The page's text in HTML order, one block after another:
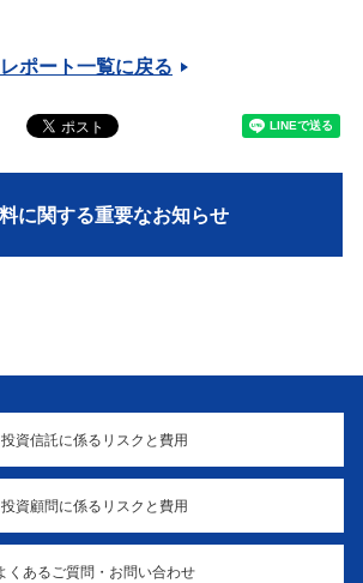
ポート一覧に戻る
に関する重要なお知らせ
投資信託に係るリスクと費用
投資顧問に係るリスクと費用
くあるご質問・お問い合わせ